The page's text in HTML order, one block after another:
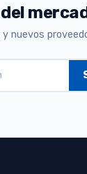
nuevos